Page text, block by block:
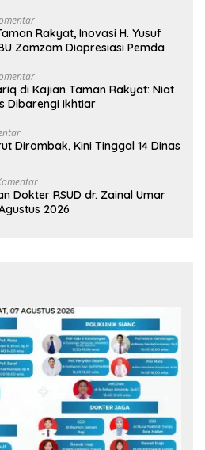
Rakyat, Inovasi H. Yusuf
Zamzam Diapresiasi Pemda
di Kajian Taman Rakyat: Niat
Dibarengi Ikhtiar
Dirombak, Kini Tinggal 14 Dinas
Dokter RSUD dr. Zainal Umar
2026